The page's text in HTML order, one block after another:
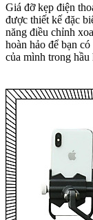
Giá đỡ kẹp điện
được thiết kế đặc
năng điều chỉnh
hoàn hảo để bạn
của mình trong